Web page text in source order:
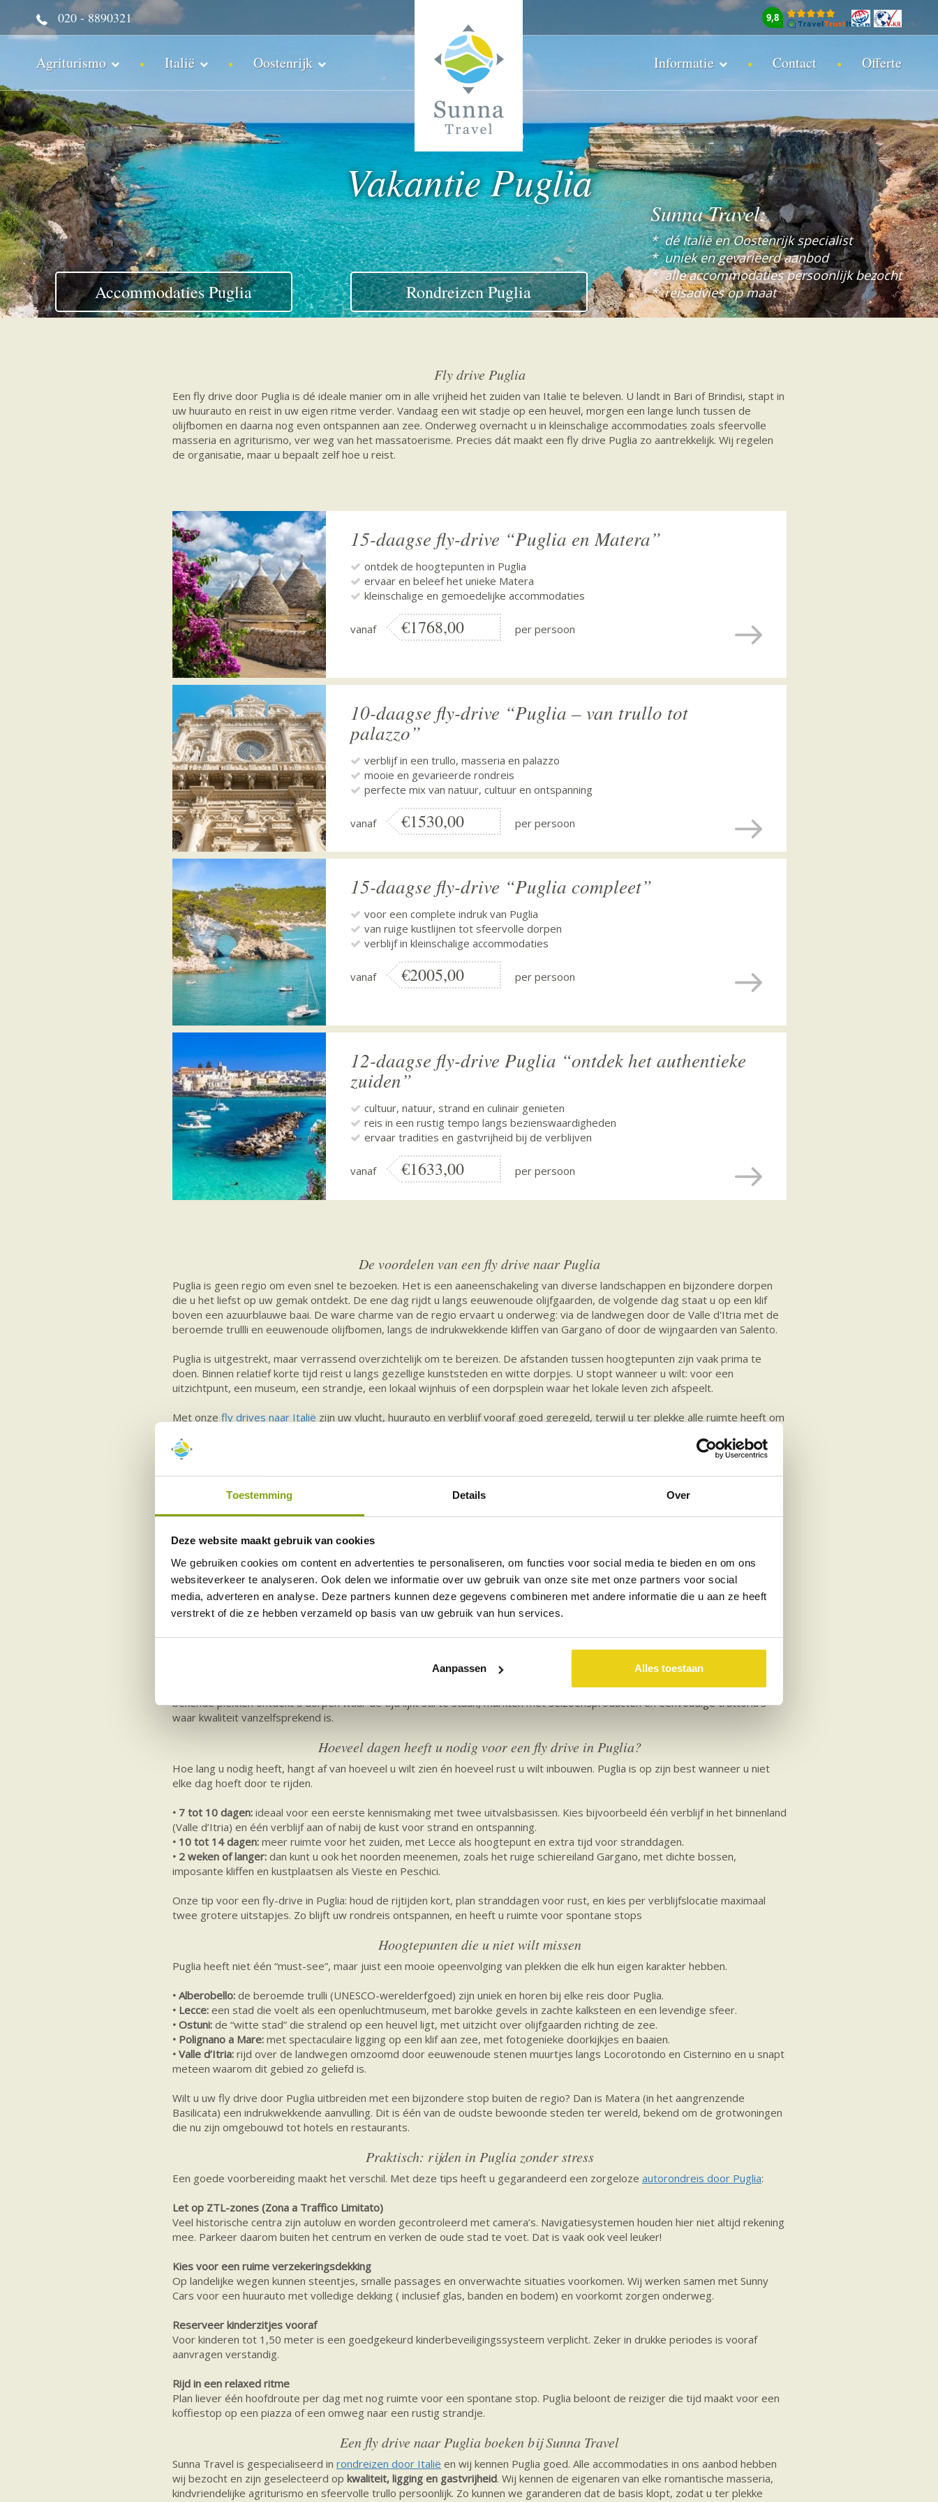
Toestemming Details Over
Deze website maakt gebruik van cookies
We gebruiken cookies om content en advertenties te personaliseren, om functies voor social media te bieden en om ons
websiteverkeer te analyseren. Ook delen we informatie over uw gebruik van onze site met onze partners voor social
media, adverteren en analyse. Deze partners kunnen deze gegevens combineren met andere informatie die u aan ze heeft
verstrekt of die ze hebben verzameld op basis van uw gebruik van hun services.
Aanpassen Alles toestaan
020 - 8890321 9,8
Agriturismo Italië Oostenrijk Informatie Contact Offerte
Vakantie Puglia
Accommodaties Puglia Rondreizen Puglia
Sunna Travel:
* dé Italië en Oostenrijk specialist
* uniek en gevarieerd aanbod
* alle accommodaties persoonlijk bezocht
* reisadvies op maat
Fly drive Puglia
Een fly drive door Puglia is dé ideale manier om in alle vrijheid het zuiden van Italië te beleven. U landt in Bari of Brindisi, stapt in
uw huurauto en reist in uw eigen ritme verder. Vandaag een wit stadje op een heuvel, morgen een lange lunch tussen de
olijfbomen en daarna nog even ontspannen aan zee. Onderweg overnacht u in kleinschalige accommodaties zoals sfeervolle
masseria en agriturismo, ver weg van het massatoerisme. Precies dát maakt een fly drive Puglia zo aantrekkelijk. Wij regelen
de organisatie, maar u bepaalt zelf hoe u reist.
15-daagse fly-drive “Puglia en Matera”
ontdek de hoogtepunten in Puglia
ervaar en beleef het unieke Matera
kleinschalige en gemoedelijke accommodaties
vanaf €1768,00 per persoon
10-daagse fly-drive “Puglia – van trullo tot
palazzo”
verblijf in een trullo, masseria en palazzo
mooie en gevarieerde rondreis
perfecte mix van natuur, cultuur en ontspanning
vanaf €1530,00 per persoon
15-daagse fly-drive “Puglia compleet”
voor een complete indruk van Puglia
van ruige kustlijnen tot sfeervolle dorpen
verblijf in kleinschalige accommodaties
vanaf €2005,00 per persoon
12-daagse fly-drive Puglia “ontdek het authentieke
zuiden”
cultuur, natuur, strand en culinair genieten
reis in een rustig tempo langs bezienswaardigheden
ervaar tradities en gastvrijheid bij de verblijven
vanaf €1633,00 per persoon
De voordelen van een fly drive naar Puglia
Puglia is geen regio om even snel te bezoeken. Het is een aaneenschakeling van diverse landschappen en bijzondere dorpen
die u het liefst op uw gemak ontdekt. De ene dag rijdt u langs eeuwenoude olijfgaarden, de volgende dag staat u op een klif
boven een azuurblauwe baai. De ware charme van de regio ervaart u onderweg: via de landwegen door de Valle d'Itria met de
beroemde trullli en eeuwenoude olijfbomen, langs de indrukwekkende kliffen van Gargano of door de wijngaarden van Salento.
Puglia is uitgestrekt, maar verrassend overzichtelijk om te bereizen. De afstanden tussen hoogtepunten zijn vaak prima te
doen. Binnen relatief korte tijd reist u langs gezellige kunststeden en witte dorpjes. U stopt wanneer u wilt: voor een
uitzichtpunt, een museum, een strandje, een lokaal wijnhuis of een dorpsplein waar het lokale leven zich afspeelt.
Met onze fly drives naar Italië zijn uw vlucht, huurauto en verblijf vooraf goed geregeld, terwijl u ter plekke alle ruimte heeft om
vertrouwen.
Voor stellen, gezinnen en liefhebbers van het échte Italië
vakantie naar Pugliapast bij verschillende soorten reizigers, juist omdat u de reis eenvoudig kunt aanpassen aan uw eigen
tempo en interesses.
Stellen komen voor de sfeer en de culinaire verleidingen. Denk aan een avondwandeling door het historische centrum van
Ostuni, een diner op een terras in de zachte avondzon en daarna terug naar een rustige masseria tussen de olijfbomen. In het
zuiden van Salento is een bezoek aan een lokale producent van Primitivo of Negroamaro een heerlijke afwisseling. En wie
eenmaal door de Valle d’Itria rijdt, langs trulli en kleine dorpen, begrijpt waarom Puglia zo’n romantische reputatie heeft.
Gezinnen waarderen vooral de ruimte en de ontspannen stranddagen. Aan de Ionische kust, bijvoorbeeld in de omgeving van
Liefhebbers van het “echte Italië” voelen zich prima thuis in Puglia omdat het tempo er vaak net wat lager ligt. Buiten de
bekende plekken ontdekt u dorpen waar de tijd lijkt stil te staan, markten met seizoensproducten en eenvoudige trattoria’s
waar kwaliteit vanzelfsprekend is.
Hoeveel dagen heeft u nodig voor een fly drive in Puglia?
Hoe lang u nodig heeft, hangt af van hoeveel u wilt zien én hoeveel rust u wilt inbouwen. Puglia is op zijn best wanneer u niet
elke dag hoeft door te rijden.
• 7 tot 10 dagen: ideaal voor een eerste kennismaking met twee uitvalsbasissen. Kies bijvoorbeeld één verblijf in het binnenland
(Valle d’Itria) en één verblijf aan of nabij de kust voor strand en ontspanning.
• 10 tot 14 dagen: meer ruimte voor het zuiden, met Lecce als hoogtepunt en extra tijd voor stranddagen.
• 2 weken of langer: dan kunt u ook het noorden meenemen, zoals het ruige schiereiland Gargano, met dichte bossen,
imposante kliffen en kustplaatsen als Vieste en Peschici.
Onze tip voor een fly-drive in Puglia: houd de rijtijden kort, plan stranddagen voor rust, en kies per verblijfslocatie maximaal
twee grotere uitstapjes. Zo blijft uw rondreis ontspannen, en heeft u ruimte voor spontane stops
Hoogtepunten die u niet wilt missen
Puglia heeft niet één “must-see”, maar juist een mooie opeenvolging van plekken die elk hun eigen karakter hebben.
• Alberobello: de beroemde trulli (UNESCO-werelderfgoed) zijn uniek en horen bij elke reis door Puglia.
• Lecce: een stad die voelt als een openluchtmuseum, met barokke gevels in zachte kalksteen en een levendige sfeer.
• Ostuni: de “witte stad” die stralend op een heuvel ligt, met uitzicht over olijfgaarden richting de zee.
• Polignano a Mare: met spectaculaire ligging op een klif aan zee, met fotogenieke doorkijkjes en baaien.
• Valle d’Itria: rijd over de landwegen omzoomd door eeuwenoude stenen muurtjes langs Locorotondo en Cisternino en u snapt
meteen waarom dit gebied zo geliefd is.
Wilt u uw fly drive door Puglia uitbreiden met een bijzondere stop buiten de regio? Dan is Matera (in het aangrenzende
Basilicata) een indrukwekkende aanvulling. Dit is één van de oudste bewoonde steden ter wereld, bekend om de grotwoningen
die nu zijn omgebouwd tot hotels en restaurants.
Praktisch: rijden in Puglia zonder stress
Een goede voorbereiding maakt het verschil. Met deze tips heeft u gegarandeerd een zorgeloze autorondreis door Puglia:
Let op ZTL-zones (Zona a Traffico Limitato)
Veel historische centra zijn autoluw en worden gecontroleerd met camera’s. Navigatiesystemen houden hier niet altijd rekening
mee. Parkeer daarom buiten het centrum en verken de oude stad te voet. Dat is vaak ook veel leuker!
Kies voor een ruime verzekeringsdekking
Op landelijke wegen kunnen steentjes, smalle passages en onverwachte situaties voorkomen. Wij werken samen met Sunny
Cars voor een huurauto met volledige dekking ( inclusief glas, banden en bodem) en voorkomt zorgen onderweg.
Reserveer kinderzitjes vooraf
Voor kinderen tot 1,50 meter is een goedgekeurd kinderbeveiligingssysteem verplicht. Zeker in drukke periodes is vooraf
aanvragen verstandig.
Rijd in een relaxed ritme
Plan liever één hoofdroute per dag met nog ruimte voor een spontane stop. Puglia beloont de reiziger die tijd maakt voor een
koffiestop op een piazza of een omweg naar een rustig strandje.
Een fly drive naar Puglia boeken bij Sunna Travel
Sunna Travel is gespecialiseerd in rondreizen door Italië en wij kennen Puglia goed. Alle accommodaties in ons aanbod hebben
wij bezocht en zijn geselecteerd op kwaliteit, ligging en gastvrijheid. Wij kennen de eigenaren van elke romantische masseria,
kindvriendelijke agriturismo en sfeervolle trullo persoonlijk. Zo kunnen we garanderen dat de basis klopt, zodat u ter plekke